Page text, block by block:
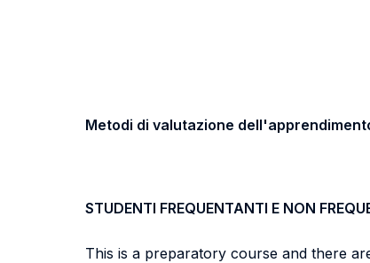
Metodi di valutazione
STUDENTI FREQUENTANTI E NON
This is a preparatory course and there